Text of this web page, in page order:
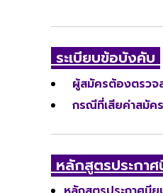
ระเบียบข้อบังคับ
ผู้สมัครต้องตรวจ
กรณีที่เสียค่าสมัค
หลักสูตรประกา